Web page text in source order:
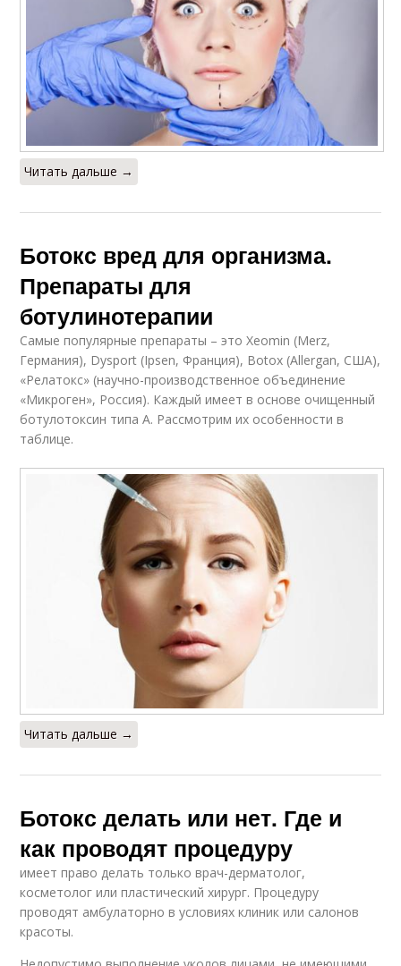
Читать дальше →
Ботокс вред для организма.
Препараты для
ботулинотерапии
Самые популярные препараты – это Xeomin (Merz,
Германия), Dysport (Ipsen, Франция), Botox (Allergan, США),
«Релатокс» (научно-производственное объединение
«Микроген», Россия). Каждый имеет в основе очищенный
ботулотоксин типа А. Рассмотрим их особенности в
таблице.
Читать дальше →
Ботокс делать или нет. Где и
как проводят процедуру
имеет право делать только врач-дерматолог,
косметолог или пластический хирург. Процедуру
проводят амбулаторно в условиях клиник или салонов
красоты.